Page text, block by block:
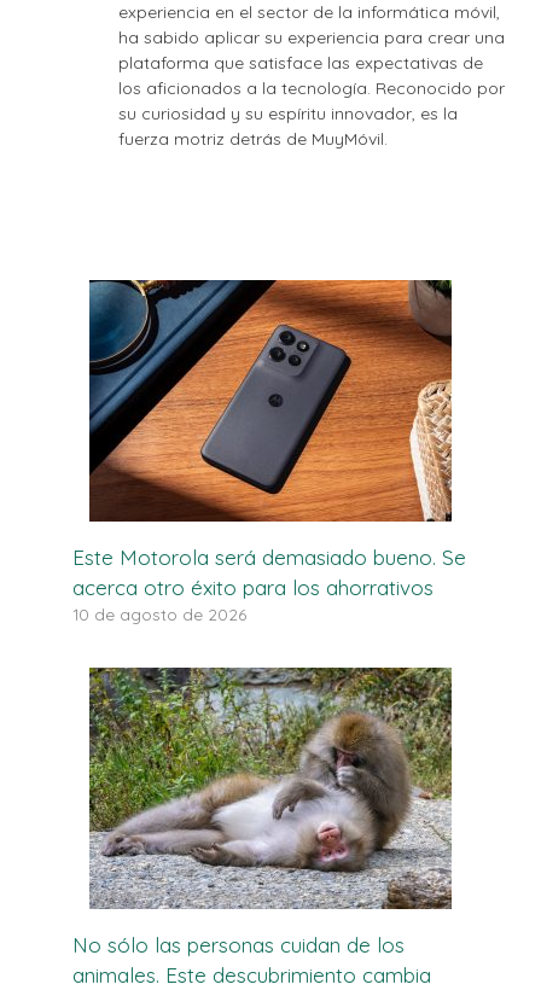
experiencia en el sector de la informática móvil,
ha sabido aplicar su experiencia para crear una
plataforma que satisface las expectativas de
los aficionados a la tecnología. Reconocido por
su curiosidad y su espíritu innovador, es la
fuerza motriz detrás de MuyMóvil.
Este Motorola será demasiado bueno. Se
acerca otro éxito para los ahorrativos
10 de agosto de 2026
No sólo las personas cuidan de los
animales. Este descubrimiento cambia